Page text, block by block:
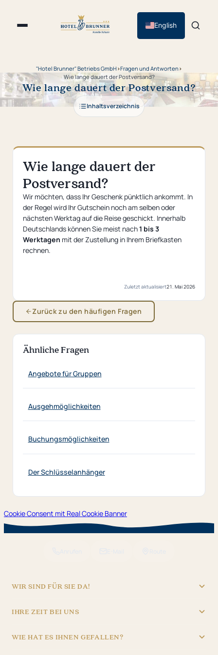
English
"Hotel Brunner" Betriebs GmbH ›Fragen und Antworten ›
Wie lange dauert der Postversand?
Wie lange dauert der Postversand?
Inhaltsverzeichnis
Wie lange dauert der
Postversand?
Wir möchten, dass Ihr Geschenk pünktlich ankommt. In
der Regel wird Ihr Gutschein noch am selben oder
nächsten Werktag auf die Reise geschickt. Innerhalb
Deutschlands können Sie meist nach1 bis 3
Werktagen mit der Zustellung in Ihrem Briefkasten
rechnen.
Zuletzt aktualisiert21. Mai 2026
Zurück zu den häufigen Fragen
Ähnliche Fragen
Angebote für Gruppen
Ausgehmöglichkeiten
Buchungsmöglichkeiten
Der Schlüsselanhänger
Cookie Consent mit Real Cookie Banner
WIR SIND FÜR SIE DA!
Batteriegasse 3, 92224 Amberg
IHRE ZEIT BEI UNS
Mo – Fr
06:30 – 22:30
WIE HAT ES IHNEN GEFALLEN?